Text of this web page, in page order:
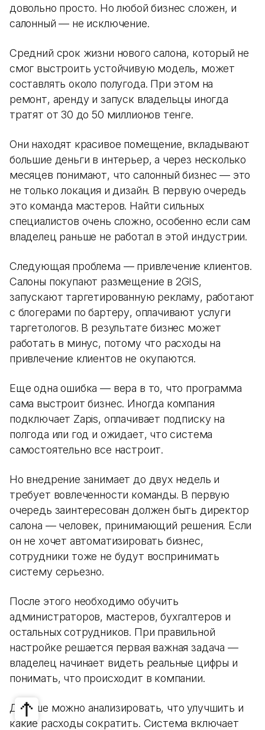
довольно просто. Но любой бизнес сложен, и
салонный — не исключение.
Средний срок жизни нового салона, который не
смог выстроить устойчивую модель, может
составлять около полугода. При этом на
ремонт, аренду и запуск владельцы иногда
тратят от 30 до 50 миллионов тенге.
Они находят красивое помещение, вкладывают
большие деньги в интерьер, а через несколько
месяцев понимают, что салонный бизнес — это
не только локация и дизайн. В первую очередь
это команда мастеров. Найти сильных
специалистов очень сложно, особенно если сам
владелец раньше не работал в этой индустрии.
Следующая проблема — привлечение клиентов.
Салоны покупают размещение в 2GIS,
запускают таргетированную рекламу, работают
с блогерами по бартеру, оплачивают услуги
таргетологов. В результате бизнес может
работать в минус, потому что расходы на
привлечение клиентов не окупаются.
Еще одна ошибка — вера в то, что программа
сама выстроит бизнес. Иногда компания
подключает Zapis, оплачивает подписку на
полгода или год и ожидает, что система
самостоятельно все настроит.
Но внедрение занимает до двух недель и
требует вовлеченности команды. В первую
очередь заинтересован должен быть директор
салона — человек, принимающий решения. Если
он не хочет автоматизировать бизнес,
сотрудники тоже не будут воспринимать
систему серьезно.
После этого необходимо обучить
администраторов, мастеров, бухгалтеров и
остальных сотрудников. При правильной
настройке решается первая важная задача —
владелец начинает видеть реальные цифры и
понимать, что происходит в компании.
Дальше можно анализировать, что улучшить и
какие расходы сократить. Система включает